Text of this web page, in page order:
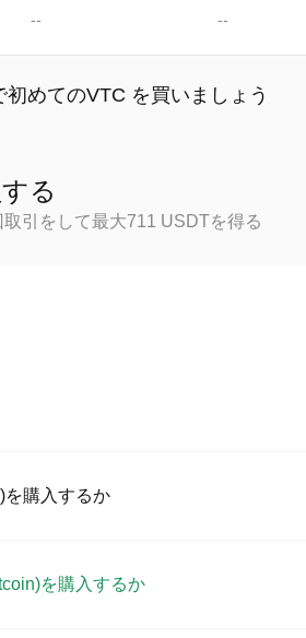
-- --
初めてのVTC を買いましょう
る
引をして最大711 USDTを得る
を購入するか
ンターフェース、高質・多様な取引ツー
取引手数料を用意しています。
を購入するか